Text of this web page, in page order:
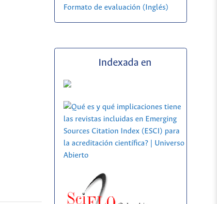
Formato de evaluación (Inglés)
Indexada en